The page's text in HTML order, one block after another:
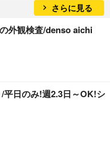
さらに見る
外観検査/denso aichi
平日のみ!週2.3日～OK!シ